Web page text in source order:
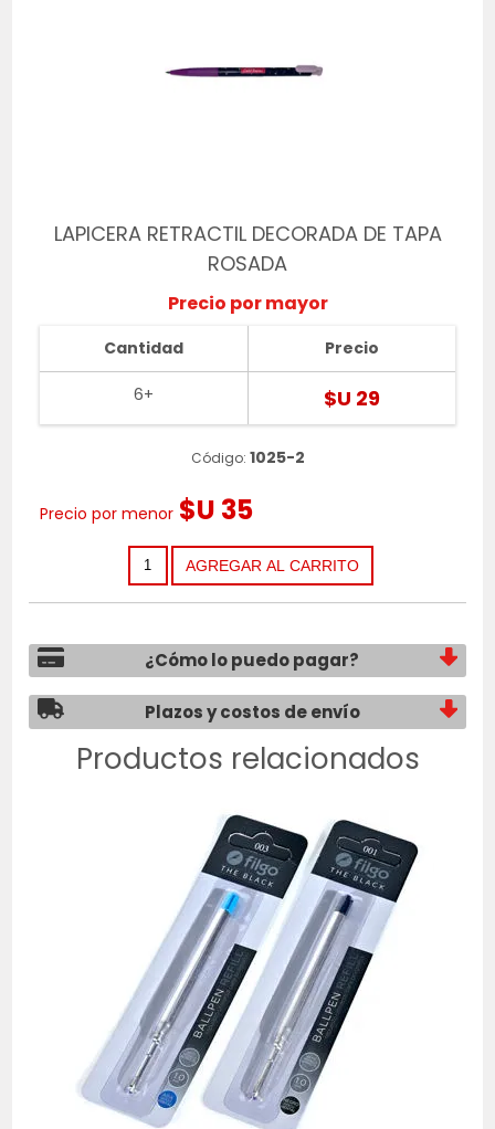
LAPICERA RETRACTIL DECORADA DE TAPA
ROSADA
Precio por mayor
Cantidad
6+
Precio
$U 29
Código: 1025-2
Precio por menor $U 35
¿Cómo lo puedo pagar?
Plazos y costos de envío
Productos relacionados